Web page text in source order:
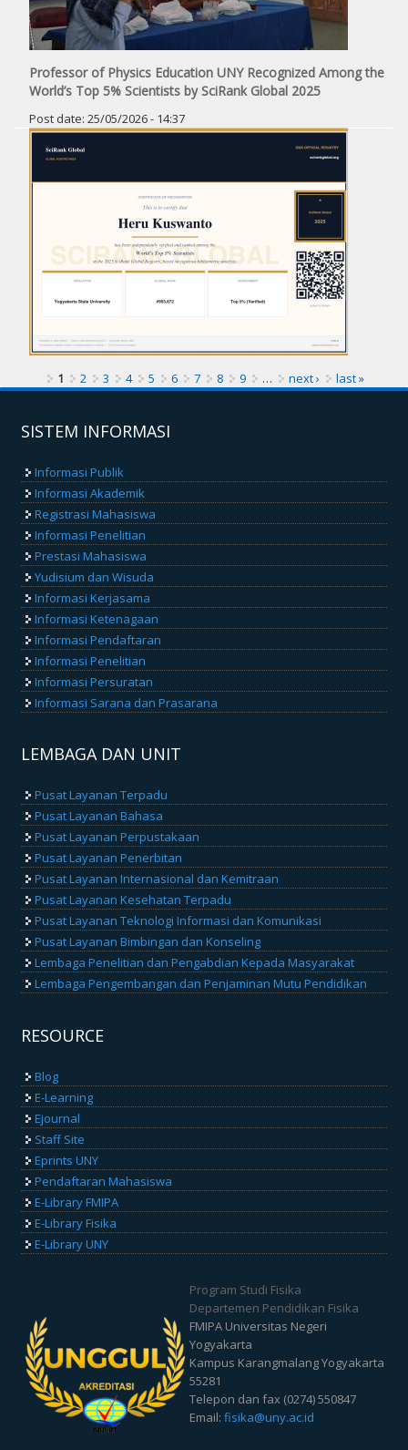
Professor of Physics Education UNY Recognized Among the
World’s Top 5% Scientists by SciRank Global 2025
Post date: 25/05/2026 - 14:37
Pages
1 2 3 4 5 6 7 8 9 … next › last »
SISTEM INFORMASI
Informasi Publik
Informasi Akademik
Registrasi Mahasiswa
Informasi Penelitian
Prestasi Mahasiswa
Yudisium dan Wisuda
Informasi Kerjasama
Informasi Ketenagaan
Informasi Pendaftaran
Informasi Penelitian
Informasi Persuratan
Informasi Sarana dan Prasarana
LEMBAGA DAN UNIT
Pusat Layanan Terpadu
Pusat Layanan Bahasa
Pusat Layanan Perpustakaan
Pusat Layanan Penerbitan
Pusat Layanan Internasional dan Kemitraan
Pusat Layanan Kesehatan Terpadu
Pusat Layanan Teknologi Informasi dan Komunikasi
Pusat Layanan Bimbingan dan Konseling
Lembaga Penelitian dan Pengabdian Kepada Masyarakat
Lembaga Pengembangan dan Penjaminan Mutu Pendidikan
RESOURCE
Blog
E-Learning
Ejournal
Staff Site
Eprints UNY
Pendaftaran Mahasiswa
E-Library FMIPA
E-Library Fisika
E-Library UNY
Program Studi Fisika
Departemen Pendidikan Fisika
FMIPA Universitas Negeri
Yogyakarta
Kampus Karangmalang Yogyakarta
55281
Telepon dan fax (0274) 550847
Email:fisika@uny.ac.id